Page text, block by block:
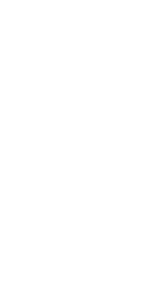
绝你的理由，不要给他们这个理
请书前附信，给出特定的评审专家
们。你最大的概率是提名那些你打
决反馈回来的问题从而再次申请。